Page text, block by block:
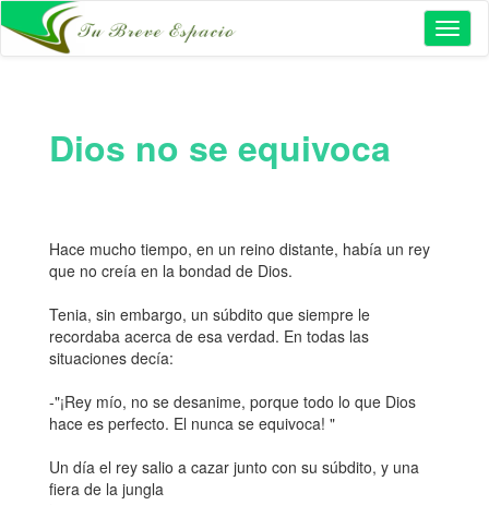
Dios no se equivoca
Hace mucho tiempo, en un reino distante, había un rey
que no creía en la bondad de Dios.
Tenia, sin embargo, un súbdito que siempre le
recordaba acerca de esa verdad. En todas las
situaciones decía:
-"¡Rey mío, no se desanime, porque todo lo que Dios
hace es perfecto. El nunca se equivoca! "
Un día el rey salio a cazar junto con su súbdito, y una
fiera de la jungla